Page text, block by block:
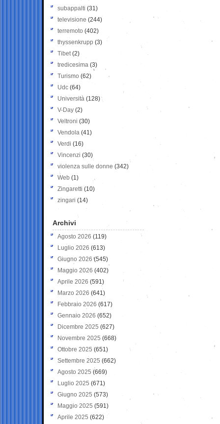
subappalti (31)
televisione(244)
terremoto (402)
thyssenkrupp (3)
Tibet(2)
tredicesima (3)
Turismo (62)
Udc (64)
Università (128)
V-Day (2)
Veltroni (30)
Vendola (41)
Verdi (16)
Vincenzi (30)
violenza sulle donne (342)
Web (1)
Zingaretti (10)
zingari (14)
Archivi
Agosto 2026 (119)
Luglio 2026 (613)
Giugno 2026 (545)
Maggio 2026 (402)
Aprile 2026 (591)
Marzo 2026 (641)
Febbraio 2026 (617)
Gennaio 2026 (652)
Dicembre 2025 (627)
Novembre 2025 (668)
Ottobre 2025 (651)
Settembre 2025 (662)
Agosto 2025 (669)
Luglio 2025 (671)
Giugno 2025 (573)
Maggio 2025 (591)
Aprile 2025 (622)